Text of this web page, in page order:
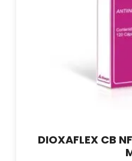
DIOXAFLEX CB